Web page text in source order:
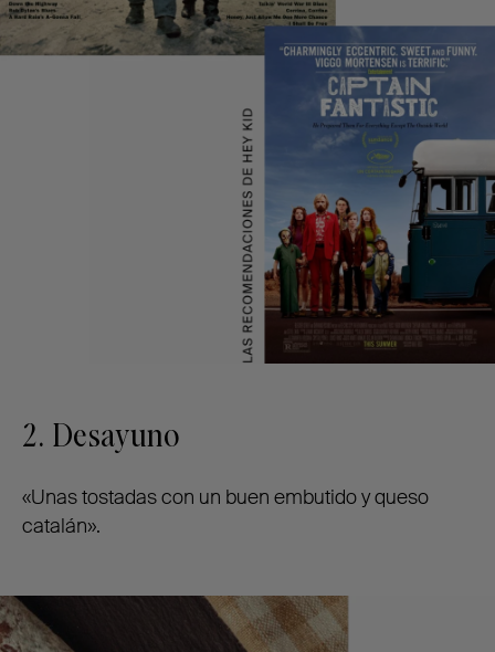
2. Desayuno
«Unas tostadas con un buen embutido y queso
catalán».